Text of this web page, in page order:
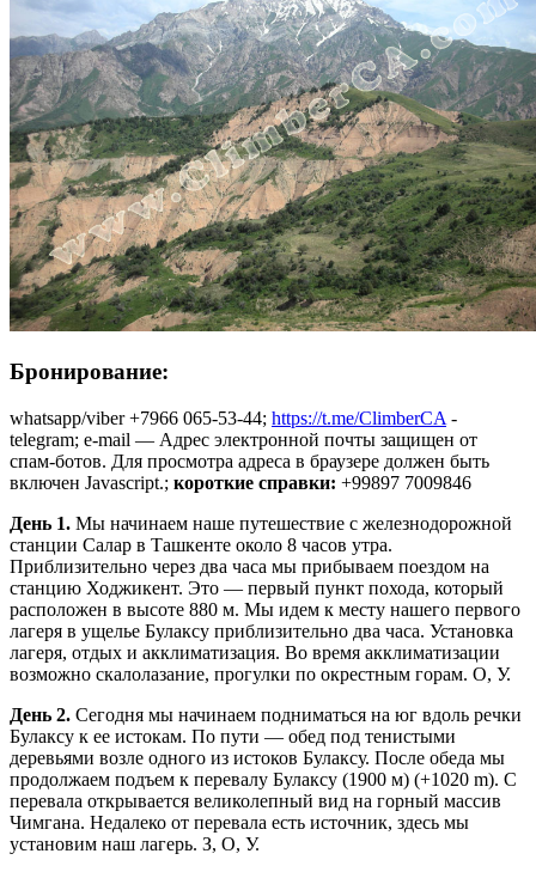
Бронирование:
whatsapp/viber +7966 065-53-44; https://t.me/ClimberCA -
telegram; e-mail — Адрес электронной почты защищен от
спам-ботов. Для просмотра адреса в браузере должен быть
включен Javascript.; короткие справки: +99897 7009846
День 1. Мы начинаем наше путешествие с железнодорожной
станции Салар в Ташкенте около 8 часов утра.
Приблизительно через два часа мы прибываем поездом на
станцию Ходжикент. Это — первый пункт похода, который
расположен в высоте 880 м. Мы идем к месту нашего первого
лагеря в ущелье Булаксу приблизительно два часа. Установка
лагеря, отдых и акклиматизация. Во время акклиматизации
возможно скалолазание, прогулки по окрестным горам. О, У.
День 2. Сегодня мы начинаем подниматься на юг вдоль речки
Булаксу к ее истокам. По пути — обед под тенистыми
деревьями возле одного из истоков Булаксу. После обеда мы
продолжаем подъем к перевалу Булаксу (1900 м) (+1020 m). С
перевала открывается великолепный вид на горный массив
Чимгана. Недалеко от перевала есть источник, здесь мы
установим наш лагерь. З, О, У.